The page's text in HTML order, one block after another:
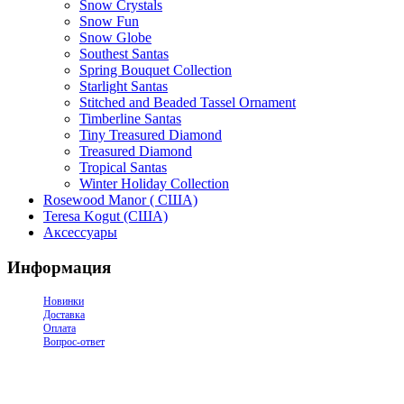
Snow Crystals
Snow Fun
Snow Globe
Southest Santas
Spring Bouquet Collection
Starlight Santas
Stitched and Beaded Tassel Ornament
Timberline Santas
Tiny Treasured Diamond
Treasured Diamond
Tropical Santas
Winter Holiday Collection
Rosewood Manor ( США)
Teresa Kogut (США)
Аксессуары
Информация
Новинки
Доставка
Оплата
Вопрос-ответ